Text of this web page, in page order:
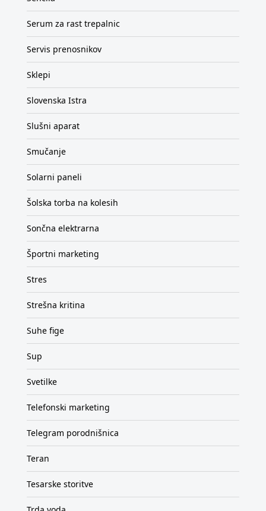
Serum za rast trepalnic
Servis prenosnikov
Sklepi
Slovenska Istra
Slušni aparat
Smučanje
Solarni paneli
Šolska torba na kolesih
Sončna elektrarna
Športni marketing
Stres
Strešna kritina
Suhe fige
Sup
Svetilke
Telefonski marketing
Telegram porodnišnica
Teran
Tesarske storitve